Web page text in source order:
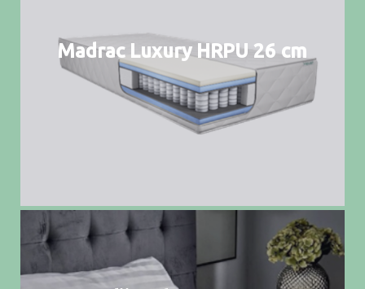
Madrac Luxury HRPU 26 cm